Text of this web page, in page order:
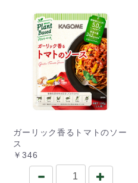
ガーリック香るトマトのソー
ス
￥346